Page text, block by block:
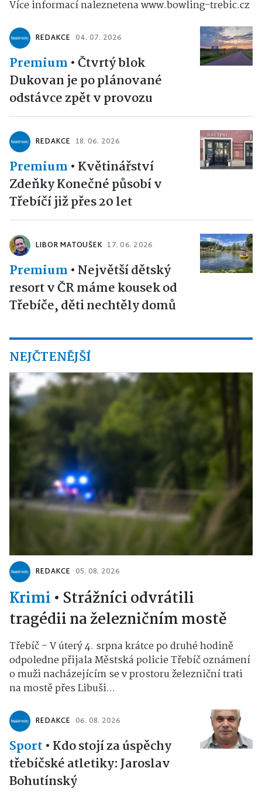
Více informací naleznetena www.bowling-trebic.cz
REDAKCE 04. 07. 2026
Premium •Čtvrtý blok
Dukovan je po plánované
odstávce zpět v provozu
REDAKCE 18. 06. 2026
Premium • Květinářství
Zdeňky Konečné působí v
Třebíčí již přes 20 let
LIBOR MATOUŠEK 17. 06. 2026
Premium • Největší dětský
resort v ČR máme kousek od
Třebíče, děti nechtěly domů
NEJČTENĚJŠÍ
REDAKCE 05. 08. 2026
Krimi • Strážníci odvrátili
tragédii na železničním mostě
Třebíč – V úterý 4. srpna krátce po druhé hodině
odpoledne přijala Městská policie Třebíč oznámení
o muži nacházejícím se v prostoru železniční trati
na mostě přes Libuši...
REDAKCE 06. 08. 2026
Sport • Kdo stojí za úspěchy
třebíčské atletiky: Jaroslav
Bohutínský